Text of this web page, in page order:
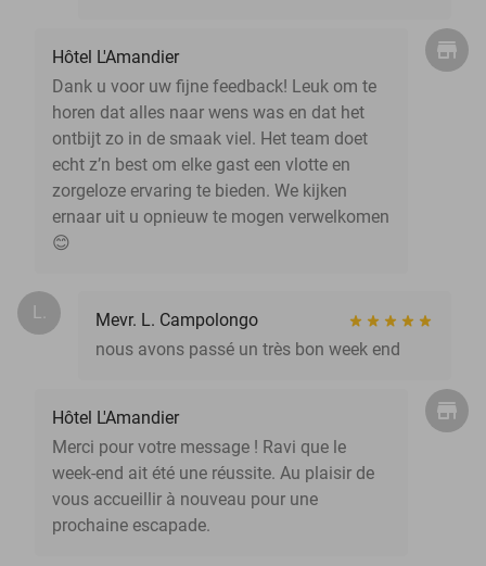
Hôtel L'Amandier
Dank u voor uw fijne feedback! Leuk om te
horen dat alles naar wens was en dat het
ontbijt zo in de smaak viel. Het team doet
echt z’n best om elke gast een vlotte en
zorgeloze ervaring te bieden. We kijken
ernaar uit u opnieuw te mogen verwelkomen
😊
L.
Mevr. L. Campolongo
nous avons passé un très bon week end
Hôtel L'Amandier
Merci pour votre message ! Ravi que le
week-end ait été une réussite. Au plaisir de
vous accueillir à nouveau pour une
prochaine escapade.